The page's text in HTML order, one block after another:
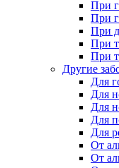
При
При
При
При
При
Другие
Для
Для
Для
Для
Для
От
От